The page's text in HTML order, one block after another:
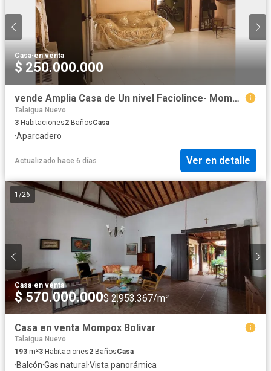
Casa·en venta
$ 250.000.000
vende Amplia Casa de Un nivel Faciolince- Mompox
Talaigua Nuevo
3 Habitaciones2 BañosCasa
·Aparcadero
Actualizado hace 6 días Ver en detalle
1 /26
Casa·en venta
$ 570.000.000$ 2.953.367/m²
Casa en venta Mompox Bolivar
Talaigua Nuevo
193 m²3 Habitaciones2 BañosCasa
·Balcón·Gas natural ·Vista panorámica